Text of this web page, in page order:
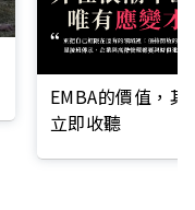
EMBA的價值，
立即收聽